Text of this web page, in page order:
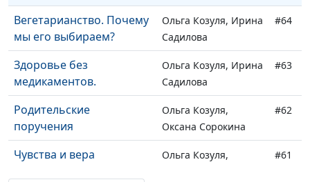
Вегетарианство. Почему
мы его выбираем?
Ольга Козуля, Ирина
Садилова
#64
Здоровье без
медикаментов.
Ольга Козуля, Ирина
Садилова
#63
Родительские
поручения
Ольга Козуля,
Оксана Сорокина
#62
Чувства и вера
Ольга Козуля,
#61